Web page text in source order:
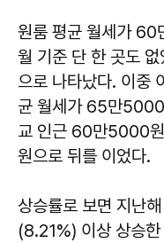
원룸 평균 월세가 60
월 기준 단 한 곳도
으로 나타났다. 이중
균 월세가 65만
교 인근 60만5000
원으로 뒤를 이었다.
상승률로 보면 지난
(8.21%) 이상 상승한